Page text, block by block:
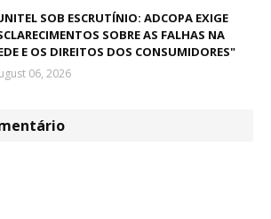
SOB ESCRUTÍNIO: ADCOPA EXIGE
SOBRE AS FALHAS NA
E OS DIREITOS DOS CONSUMIDORES"
06, 2026